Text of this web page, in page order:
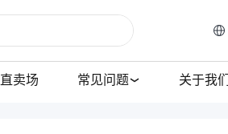
直卖场 常见问题 关于我们